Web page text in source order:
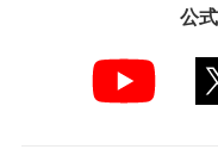
公